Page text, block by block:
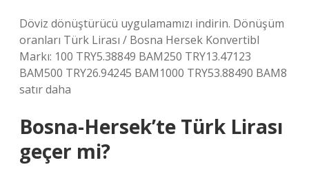
Döviz dönüştürücü uygulamamızı indirin. Dönüşüm
oranları Türk Lirası / Bosna Hersek Konvertibl
Markı: 100 TRY5.38849 BAM250 TRY13.47123
BAM500 TRY26.94245 BAM1000 TRY53.88490 BAM8
satır daha
Bosna-Hersek’te Türk Lirası
geçer mi?